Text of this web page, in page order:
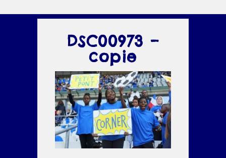
DSC00973 –
copie